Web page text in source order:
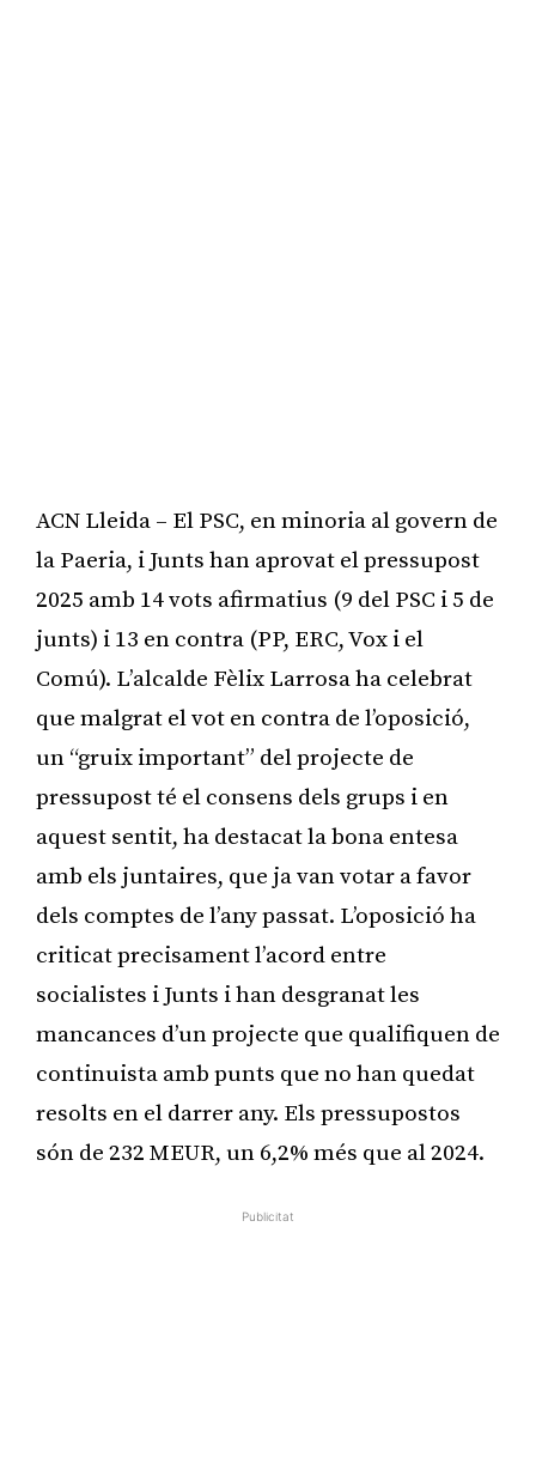
ACN Lleida – El PSC, en minoria al govern de
la Paeria, i Junts han aprovat el pressupost
2025 amb 14 vots afirmatius (9 del PSC i 5 de
junts) i 13 en contra (PP, ERC, Vox i el
Comú). L’alcalde Fèlix Larrosa ha celebrat
que malgrat el vot en contra de l’oposició,
un “gruix important” del projecte de
pressupost té el consens dels grups i en
aquest sentit, ha destacat la bona entesa
amb els juntaires, que ja van votar a favor
dels comptes de l’any passat. L’oposició ha
criticat precisament l’acord entre
socialistes i Junts i han desgranat les
mancances d’un projecte que qualifiquen de
continuista amb punts que no han quedat
resolts en el darrer any. Els pressupostos
són de 232 MEUR, un 6,2% més que al 2024.
Publicitat